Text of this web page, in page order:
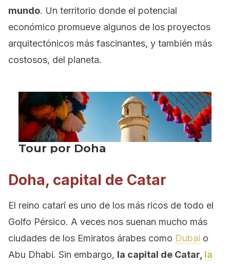
mundo. Un territorio donde el potencial
económico promueve algunos de los proyectos
arquitectónicos más fascinantes, y también más
costosos, del planeta.
Doha, capital de Catar
El reino catarí es uno de los más ricos de todo el
Golfo Pérsico. A veces nos suenan mucho más
ciudades de los Emiratos árabes como Dubai o
Abu Dhabi. Sin embargo, la capital de Catar, la